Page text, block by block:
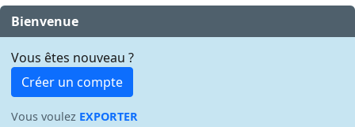
Bienvenue
Vous êtes nouveau ?
Créer un compte
Vous voulez EXPORTER